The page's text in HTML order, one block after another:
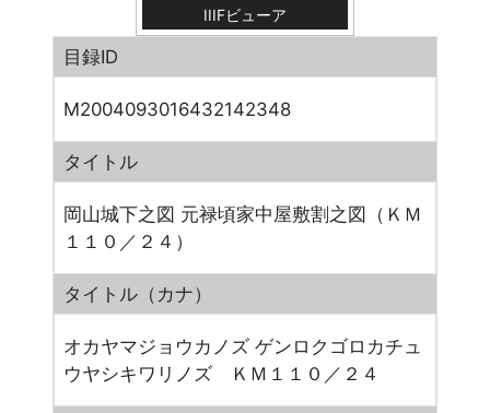
IIIFビューア
目録ID
M2004093016432142348
タイトル
岡山城下之図 元禄頃家中屋敷割之図（ＫＭ
１１０／２４）
タイトル（カナ）
オカヤマジョウカノズ ゲンロクゴロカチュ
ウヤシキワリノズ ＫＭ１１０／２４